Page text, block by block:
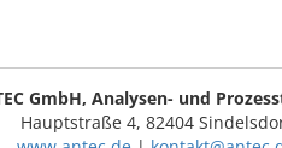
GmbH, Analysen- und
Hauptstraße 4, 82404